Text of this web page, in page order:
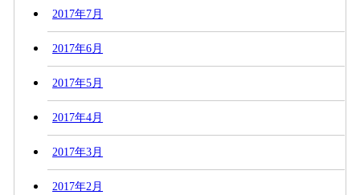
2017年7月
2017年6月
2017年5月
2017年4月
2017年3月
2017年2月